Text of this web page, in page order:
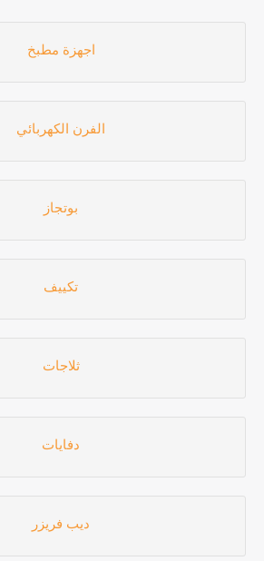
اجهزة مطبخ
الفرن الكهربائي
بوتجاز
تكييف
ثلاجات
دفايات
ديب فريزر